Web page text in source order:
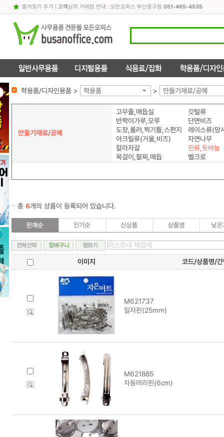
즐겨찾기 추가| 고객님의 거래점 안내 : 모든오피스 부산중구점 051-465-4535
학용품/디자인용품 > 학용품 > 만들기재료/공예
만들기재료/공예
고무줄,매듭실
깃털류
반짝이가루,모루
단면비즈
도장,롤러,찍기틀,스펀지
레이스류(망
아크릴류(거울,비즈)
자연나무
칼라자갈
핀류,돗바늘
목걸이,팔찌,매듭
벨크로
총 6개의 상품이 등록되어 있습니다.
이미지 코드/상품명/간
M621737
일자핀(25mm)
M621885
자동머리핀(6cm)